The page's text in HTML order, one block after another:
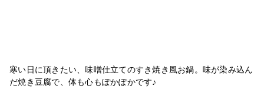
寒い日に頂きたい、味噌仕立てのすき焼き風お鍋。味が染み込ん
だ焼き豆腐で、体も心もぽかぽかです♪